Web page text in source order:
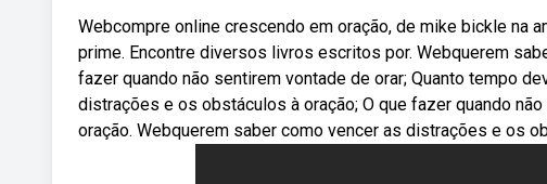
Webcompre online crescendo em oração, de mike bickle na
prime. Encontre diversos livros escritos por. Webquerem
fazer quando não sentirem vontade de orar; Quanto tempo
distrações e os obstáculos à oração; O que fazer quando
oração. Webquerem saber como vencer as distrações e os